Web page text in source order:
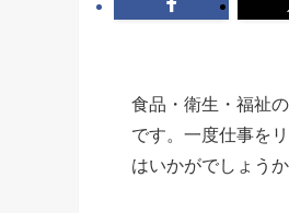
食品・衛生・福祉
です。一度仕事を
はいかがでしょうか